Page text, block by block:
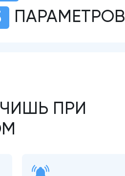
ПАРАМЕТРОВ
ПРИ